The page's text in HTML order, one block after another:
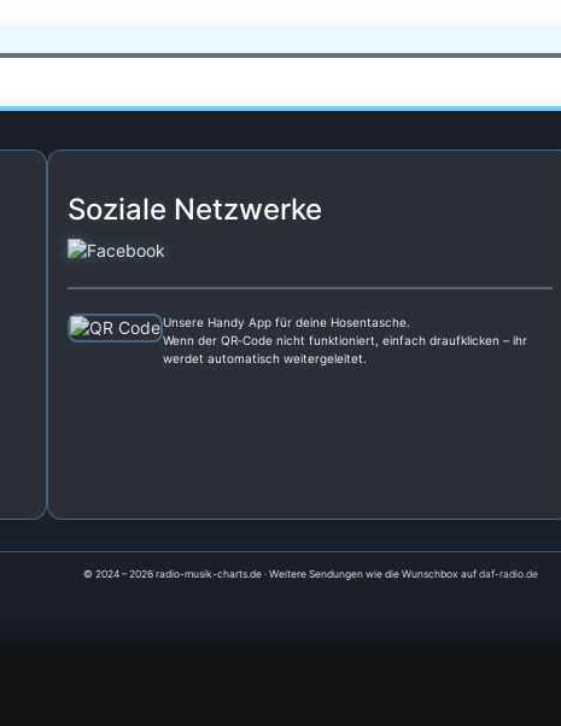
Soziale Netzwerke
Unsere Handy App für deine Hosentasche.
Wenn der QR‑Code nicht funktioniert, einfach draufklicken – ihr
werdet automatisch weitergeleitet.
© 2024 – 2026 radio-musik-charts.de · Weitere Sendungen wie die Wunschbox auf daf-radio.de